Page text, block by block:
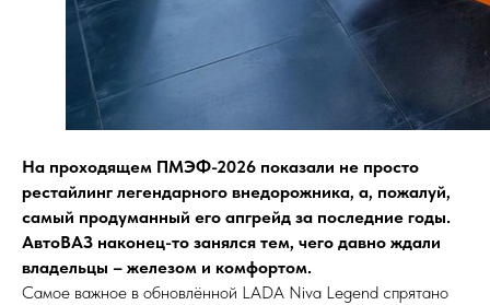
На проходящем ПМЭФ-2026 показали не просто
рестайлинг легендарного внедорожника, а, пожалуй,
самый продуманный его апгрейд за последние годы.
АвтоВАЗ наконец-то занялся тем, чего давно ждали
владельцы – железом и комфортом.
Самое важное в обновлённой LADA Niva Legend спрятано